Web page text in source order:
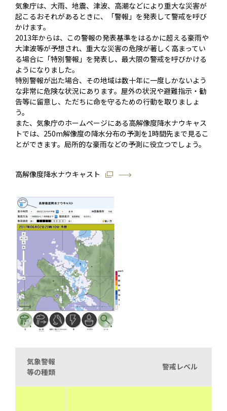
気象庁は、大雨、地震、津波、高潮などにより重大な災害が
起こるおそれがあるときに、「警報」を発表して警戒を呼び
かけます。
2013年からは、この警報の発表基準をはるかに超える豪雨や
大津波等が予想され、重大な災害の危険が著しく高まってい
る場合に「特別警報」を発表し、最大限の警戒を呼びかける
ようになりました。
特別警報が出た場合、その地域は数十年に一度しかないよう
な非常に危険な状況にあります。屋外の状況や避難指示・勧
告等に留意し、ただちに命を守るための行動を取りましょ
う。
また、気象庁のホームページにある高解像度降水ナウキャス
トでは、250m解像度の降水分布の予測を1時間先まで見るこ
とができます。局所的な豪雨などの予測に役立つでしょう。
高解像度降水ナウキャスト
気象警報
等の種類
警戒レベル